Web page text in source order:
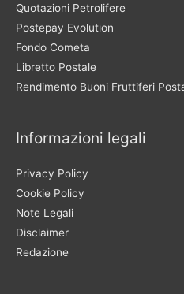
Quotazioni Petrolifere
Postepay Evolution
Fondo Cometa
Libretto Postale
Rendimento Buoni Fruttiferi
Informazioni legali
Privacy Policy
Cookie Policy
Note Legali
Disclaimer
Redazione